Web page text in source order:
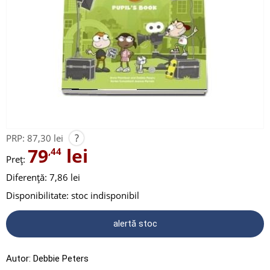
PRP: 87,30 lei ?
Preț: 79,44 lei
Diferență: 7,86 lei
Disponibilitate: stoc indisponibil
alertă stoc
Autor: Debbie Peters